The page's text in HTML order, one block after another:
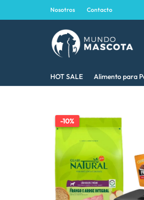
Nosotros Contacto
MASCOTA
MEJOR
PARA
TU
MASCOTA
HOT SALE Alimento para
-10%